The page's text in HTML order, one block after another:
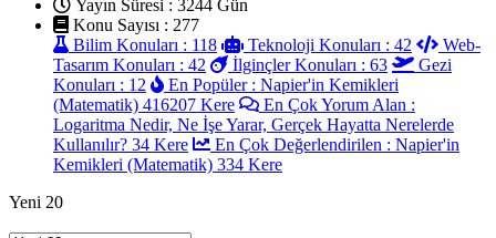
Yayın Süresi : 3244 Gün
Konu Sayısı : 277
Bilim Konuları : 118
Teknoloji Konuları : 42
Web-
Tasarım Konuları : 42
İlginçler Konuları : 63
Gezi
Konuları : 12
En Popüler : Napier'in Kemikleri
(Matematik) 416207 Kere
En Çok Yorum Alan :
Logaritma Nedir, Ne İşe Yarar, Gerçek Hayatta Nerelerde
Kullanılır? 34 Kere
En Çok Değerlendirilen : Napier'in
Kemikleri (Matematik) 334 Kere
Yeni 20